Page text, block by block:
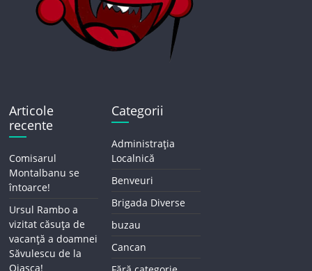
Articole
recente
Comisarul
Montalbanu se
întoarce!
Ursul Rambo a
vizitat căsuța de
vacanță a doamnei
Săvulescu de la
Ojasca!
Categorii
Administrația
Localnică
Benveuri
Brigada Diverse
buzau
Cancan